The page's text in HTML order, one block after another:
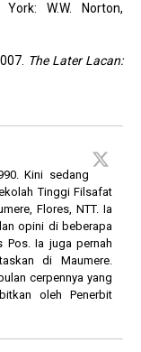
W.W. Norton,
The Later Lacan:
Kini sedang
Tinggi Filsafat
Flores, NTT. Ia
opini di beberapa
Pos. Ia juga pernah
di Maumere.
cerpennya yang
oleh Penerbit